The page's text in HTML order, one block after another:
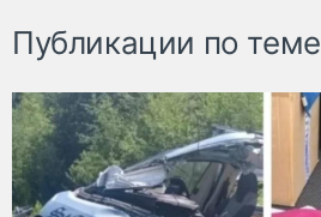
Публикации по теме